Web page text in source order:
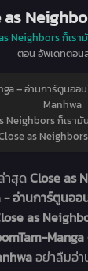
as
Neighbors ก็เรา
ตอน อัพเดทตอน
– อ่านการ์ตูนออ
Manhwa
Neighbors ก็เรามั
as
าสุดClose as
- อ่านการ์ตูนอ
as
อย่าลืมอ่า